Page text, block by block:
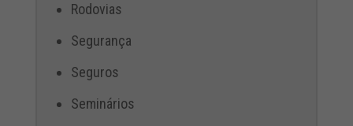
Rodovias
Segurança
Seguros
Seminários